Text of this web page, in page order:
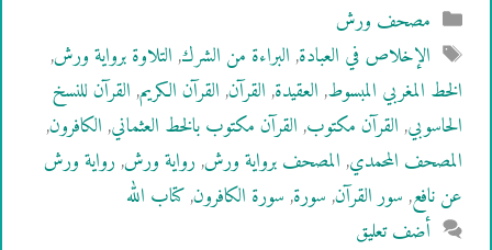
التصنيفات
مصحف ورش
الوسوم
الإخلاص في العبادة,البراءة من الشرك,التلاوة برواية ورش,
الخط المغربي المبسوط,العقيدة,القرآن,القرآن الكريم,القرآن للنسخ
الحاسوبي,القرآن مكتوب,القرآن مكتوب بالخط العثماني,الكافرون,
المصحف المحمدي,المصحف برواية ورش,رواية ورش,رواية ورش
عن نافع,سور القرآن,سورة,سورة الكافرون,كتاب الله
أضف تعليق